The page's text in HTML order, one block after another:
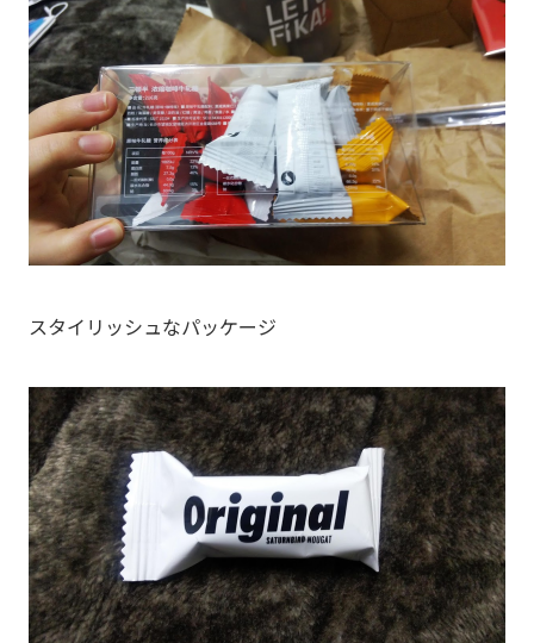
スタイリッシュなパッケージ